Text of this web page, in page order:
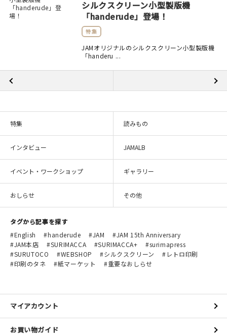
シルクスクリーン小型製版機
「handerude」登場！
特集
JAMオリジナルのシルクスクリーン小型製版機
「handeru ...
特集 読みもの
インタビュー JAMALB
イベント・ワークショップ ギャラリー
おしらせ その他
タグから記事を探す
English
handerude JAM
JAM 15th Anniversary
JAM本店
SURIMACCA SURIMACCA+
surimapress
SURUTOCO
WEBSHOP シルクスクリーン
レトロ印刷
印刷のタネ
紙マーケット 重要なおしらせ
マイアカウント
お買い物ガイド